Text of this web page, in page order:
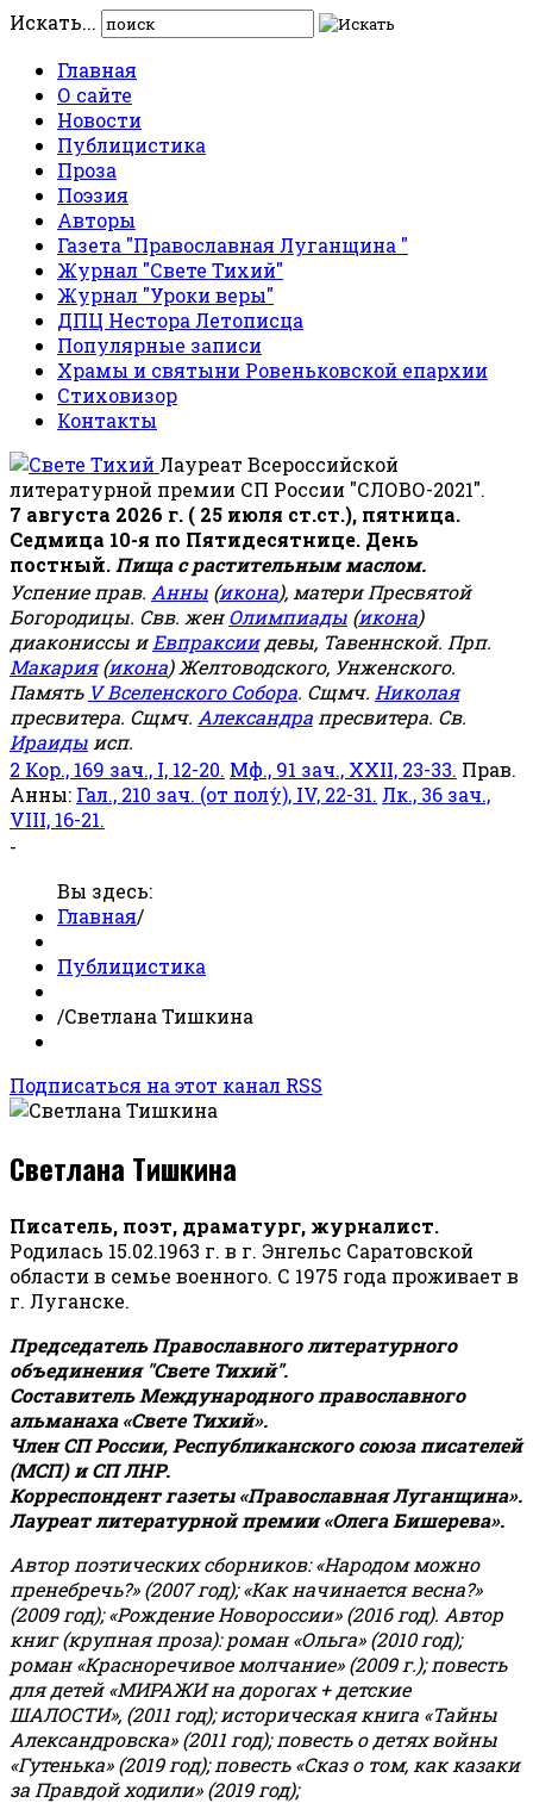
Искать...
Главная
О сайте
Новости
Публицистика
Проза
Поэзия
Авторы
Газета "Православная Луганщина "
Журнал "Свете Тихий"
Журнал "Уроки веры"
ДПЦ Нестора Летописца
Популярные записи
Храмы и святыни Ровеньковской епархии
Стиховизор
Контакты
Лауреат Всероссийской
литературной премии СП России "СЛОВО-2021".
7 августа 2026 г. ( 25 июля ст.ст.), пятница.
Седмица 10-я по Пятидесятнице. День
постный. Пища с растительным маслом.
Успение прав. Анны (икона), матери Пресвятой
Богородицы. Свв. женОлимпиады (икона)
диакониссы иЕвпраксиидевы, Тавеннской. Прп.
Макария(икона) Желтоводского, Унженского.
Память V Вселенского Собора. Сщмч. Николая
пресвитера. Сщмч. Александра пресвитера. Св.
Ираиды исп.
2 Кор., 169 зач., I, 12-20. Мф., 91 зач., XXII, 23-33. Прав.
Анны: Гал., 210 зач. (от полу́), IV, 22-31. Лк., 36 зач.,
VIII, 16-21.
-
Вы здесь:
Главная/
Публицистика
/Светлана Тишкина
Подписаться на этот канал RSS
Светлана Тишкина
Писатель, поэт, драматург, журналист.
Родилась 15.02.1963 г. в г. Энгельс Саратовской
области в семье военного. С 1975 года проживает в
г. Луганске.
Председатель Православного литературного
объединения "Свете Тихий".
Составитель Международного православного
альманаха «Свете Тихий».
Член СП России, Республиканского союза писателей
(МСП) и СП ЛНР.
Корреспондент газеты «Православная Луганщина».
Лауреат литературной премии «Олега Бишерева».
Автор поэтических сборников: «Народом можно
пренебречь?» (2007 год); «Как начинается весна?»
(2009 год); «Рождение Новороссии» (2016 год). Автор
книг (крупная проза): роман «Ольга» (2010 год);
роман «Красноречивое молчание» (2009 г.); повесть
для детей «МИРАЖИ на дорогах + детские
ШАЛОСТИ», (2011 год); историческая книга «Тайны
Александровска» (2011 год); повесть о детях войны
«Гутенька» (2019 год); повесть «Сказ о том, как казаки
за Правдой ходили» (2019 год);